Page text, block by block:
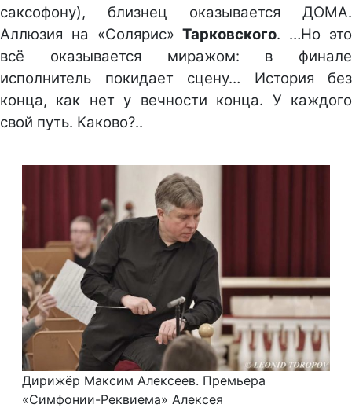
саксофону), близнец оказывается ДОМА.
Аллюзия на «Солярис»Тарковского. …Но это
всё оказывается миражом: в финале
исполнитель покидает сцену… История без
конца, как нет у вечности конца. У каждого
свой путь. Каково?..
Дирижёр Максим Алексеев. Премьера
«Симфонии-Реквиема» Алексея